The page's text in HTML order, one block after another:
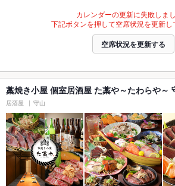
カレンダーの更新に失敗しまし
下記ボタンを押して空席状況を更新し
空席状況を更新する
藁焼き小屋 個室居酒屋 た藁や～たわらや～
居酒屋 守山